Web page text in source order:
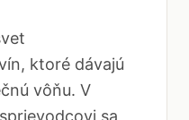
ktoré dávajú
vôňu. V
sa